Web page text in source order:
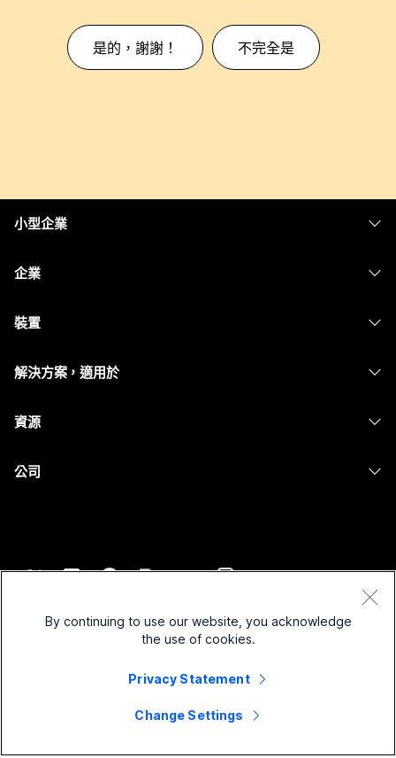
是的，謝謝！ 不完全是
小型企業
企業
安全性
裝置
解決方案，適用於
啟動
混合式工作
資源
包容性
公司
聯絡銷售人員
Webex 思想領導力
Webex Merch Store
職業
隱私權聲明
By continuing to use our website, you acknowledge
the use of cookies.
Privacy Statement
Change Settings